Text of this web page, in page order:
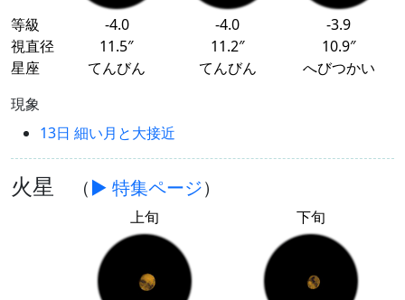
等級 -4.0 -4.0
-3.9
視直径
11.5″ 11.2″
10.9″
星座
てんびん てんびん
へびつかい
現象
13日 細い月と大接近
火星 （▶ 特集ページ）
上旬 下旬